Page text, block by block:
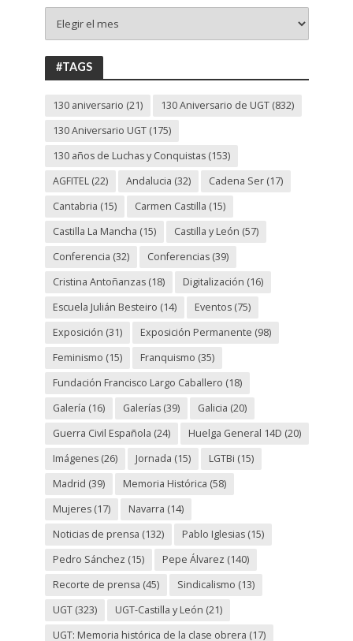
130
ANIVERSARIO
UGT
#TAGS
130 aniversario (21) 130 Aniversario de UGT(832)
130 Aniversario UGT(175)
130 años de Luchas y Conquistas(153)
AGFITEL(22) Andalucia (32) Cadena Ser(17)
Cantabria (15) Carmen Castilla (15)
Castilla La Mancha (15) Castilla y León (57)
Conferencia (32) Conferencias(39)
Cristina Antoñanzas(18) Digitalización (16)
Escuela Julián Besteiro (14) Eventos(75)
Exposición (31) Exposición Permanente (98)
Feminismo (15) Franquismo (35)
Fundación Francisco Largo Caballero (18)
Galería (16) Galerías(39) Galicia (20)
Guerra Civil Española (24) Huelga General 14D (20)
Imágenes(26) Jornada (15) LGTBi (15)
Madrid (39) Memoria Histórica (58)
Mujeres(17) Navarra (14)
Noticias de prensa (132) Pablo Iglesias(15)
Pedro Sánchez (15) Pepe Álvarez (140)
Recorte de prensa (45) Sindicalismo (13)
UGT(323) UGT-Castilla y León (21)
UGT: Memoria histórica de la clase obrera (17)